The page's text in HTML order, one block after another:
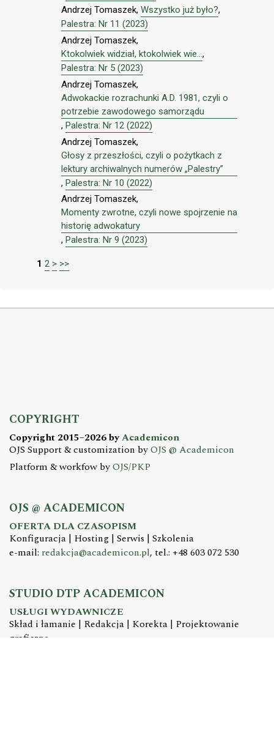
Andrzej Tomaszek, Wszystko już było?,
Palestra: Nr 11 (2023)
Andrzej Tomaszek,
Ktokolwiek widział, ktokolwiek wie...,
Palestra: Nr 5 (2023)
Andrzej Tomaszek,
Adwokackie rozrachunki A.D. 1981, czyli o
potrzebie zawodowego samorządu
, Palestra: Nr 12 (2022)
Andrzej Tomaszek,
Głosy z przeszłości, czyli o pożytkach z
lektury archiwalnych numerów „Palestry”
, Palestra: Nr 10 (2022)
Andrzej Tomaszek,
Momenty zwrotne, czyli nowe spojrzenie na
historię adwokatury
, Palestra: Nr 9 (2023)
1 2 > >>
COPYRIGHT
Copyright 2015–2026 byAcademicon
OJS Support & customization byOJS @ Academicon
Platform & workfow byOJS/PKP
OJS @ ACADEMICON
OFERTA DLA CZASOPISM
Konfiguracja | Hosting | Serwis | Szkolenia
e-mail: redakcja@academicon.pl, tel.: +48 603 072 530
STUDIO DTP ACADEMICON
USŁUGI WYDAWNICZE
Skład i łamanie | Redakcja | Korekta | Projektowanie
graficzne